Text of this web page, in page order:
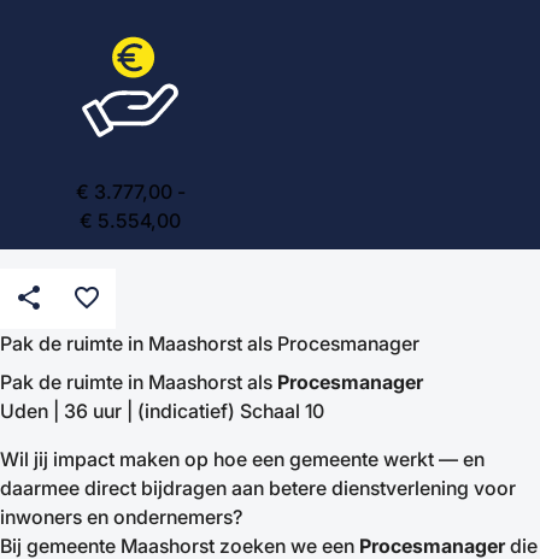
€ 3.777,00 -
€ 5.554,00
share favorite_border
Pak de ruimte in Maashorst als Procesmanager
Pak de ruimte in Maashorst als Procesmanager
Uden | 36 uur | (indicatief) Schaal 10
Wil jij impact maken op hoe een gemeente werkt — en
daarmee direct bijdragen aan betere dienstverlening voor
inwoners en ondernemers?
Bij gemeente Maashorst zoeken we een Procesmanagerdie